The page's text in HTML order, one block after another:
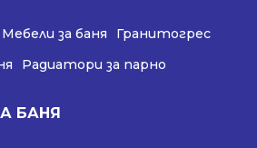
Мебели за баня
Гранитогрес
Радиатори за парно
БАНЯ